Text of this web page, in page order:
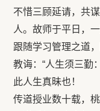
不惜三顾延请，共
人。故师于平日，
跟随学习管理之道
教诲：“人生须三勤
此人生真昧也！
传道授业数十载，